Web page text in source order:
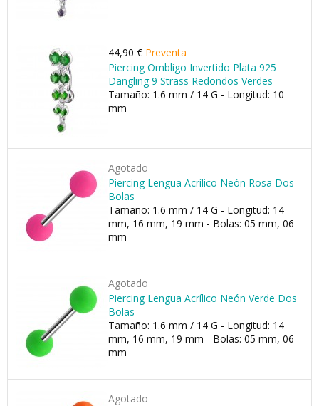
44,90 € Preventa
Piercing Ombligo Invertido Plata 925
Dangling 9 Strass Redondos Verdes
Tamaño: 1.6 mm / 14 G - Longitud: 10
mm
Agotado
Piercing Lengua Acrílico Neón Rosa Dos
Bolas
Tamaño: 1.6 mm / 14 G - Longitud: 14
mm, 16 mm, 19 mm - Bolas: 05 mm, 06
mm
Agotado
Piercing Lengua Acrílico Neón Verde Dos
Bolas
Tamaño: 1.6 mm / 14 G - Longitud: 14
mm, 16 mm, 19 mm - Bolas: 05 mm, 06
mm
Agotado